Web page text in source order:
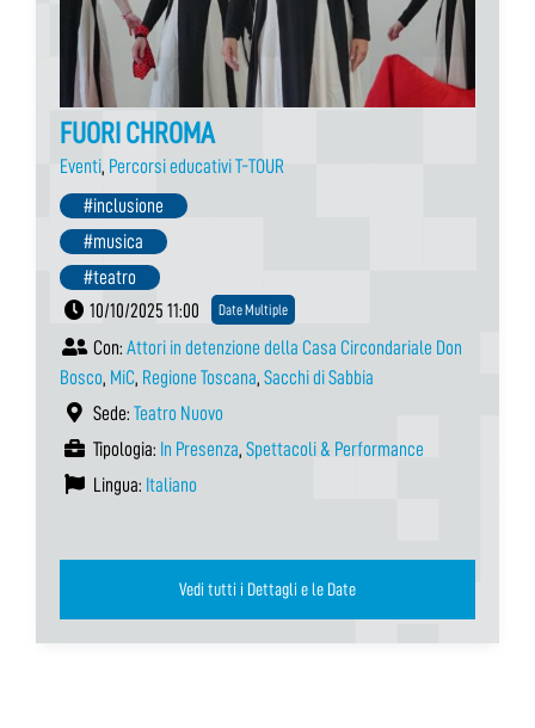
FUORI CHROMA
Eventi, Percorsi educativi T-TOUR
#inclusione
#musica
#teatro
10/10/2025 11:00
Date Multiple
Con: Attori in detenzione della Casa Circondariale Don
Bosco, MiC, Regione Toscana, Sacchi di Sabbia
Sede: Teatro Nuovo
Tipologia: In Presenza, Spettacoli & Performance
Lingua: Italiano
Vedi tutti i Dettagli e le Date